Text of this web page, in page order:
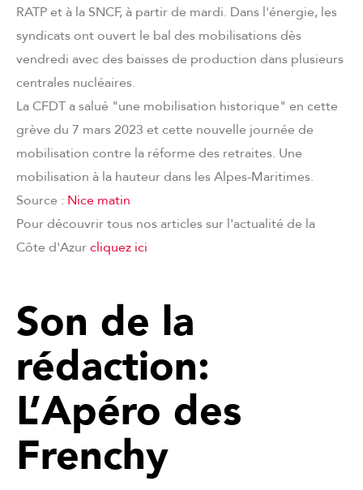
RATP et à la SNCF, à partir de mardi. Dans l'énergie, les
syndicats ont ouvert le bal des mobilisations dès
vendredi avec des baisses de production dans plusieurs
centrales nucléaires.
La CFDT a salué "une mobilisation historique" en cette
grève du 7 mars 2023 et cette nouvelle journée de
mobilisation contre la réforme des retraites. Une
mobilisation à la hauteur dans les Alpes-Maritimes.
Source : Nice matin
Pour découvrir tous nos articles sur l'actualité de la
Côte d'Azurcliquez ici
Son de la
rédaction:
L’Apéro des
Frenchy